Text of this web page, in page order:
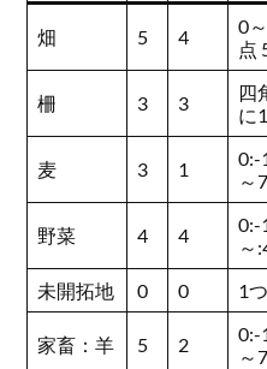
畑 5 4
0
点
柵 3 3
四
に
麦 3 1
0:-
～
野菜 4 4
0:-
～
未開拓地
0 0 1
家畜：羊 5 2
0:-
～